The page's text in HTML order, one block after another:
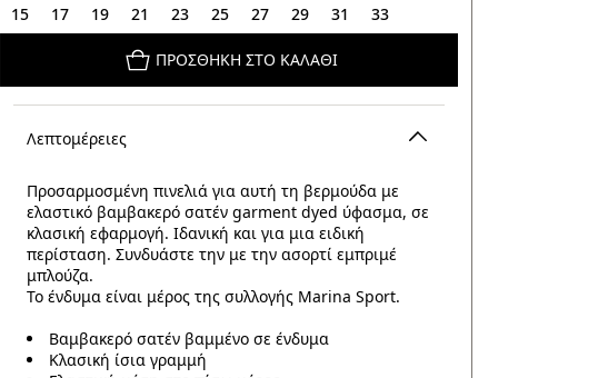
15 17 19 21 23 25 27 29 31 33
ΠΡΟΣΘΉΚΗ ΣΤΟ ΚΑΛΆΘΙ
Λεπτομέρειες
Προσαρμοσμένη πινελιά για αυτή τη βερμούδα με
ελαστικό βαμβακερό σατέν garment dyed ύφασμα, σε
κλασική εφαρμογή. Ιδανική και για μια ειδική
περίσταση. Συνδυάστε την με την ασορτί εμπριμέ
μπλούζα.
Το ένδυμα είναι μέρος της συλλογής Marina Sport.
Βαμβακερό σατέν βαμμένο σε ένδυμα
Κλασική ίσια γραμμή